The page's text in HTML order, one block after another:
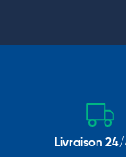
Livraison